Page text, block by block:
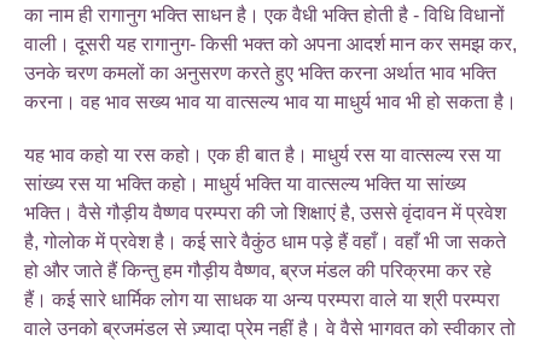
का नाम ही रागानुग भक्ति साधन है। एक वैधी भक्ति होती है - विधि विधानों
वाली। दूसरी यह रागानुग- किसी भक्त को अपना आदर्श मान कर समझ कर,
उनके चरण कमलों का अनुसरण करते हुए भक्ति करना अर्थात भाव भक्ति
करना। वह भाव सख्य भाव या वात्सल्य भाव या माधुर्य भाव भी हो सकता है।
यह भाव कहो या रस कहो। एक ही बात है। माधुर्य रस या वात्सल्य रस या
सांख्य रस या भक्ति कहो। माधुर्य भक्ति या वात्सल्य भक्ति या सांख्य
भक्ति। वैसे गौड़ीय वैष्णव परम्परा की जो शिक्षाएं है, उससे वृंदावन में प्रवेश
है, गोलोक में प्रवेश है। कई सारे वैकुंठ धाम पड़े हैं वहाँ। वहाँ भी जा सकते
हो और जाते हैं किन्तु हम गौड़ीय वैष्णव, ब्रज मंडल की परिक्रमा कर रहे
हैं। कई सारे धार्मिक लोग या साधक या अन्य परम्परा वाले या श्री परम्परा
वाले उनको ब्रजमंडल से ज़्यादा प्रेम नहीं है। वे वैसे भागवत को स्वीकार तो